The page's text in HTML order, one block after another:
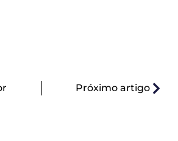
Próximo artigo